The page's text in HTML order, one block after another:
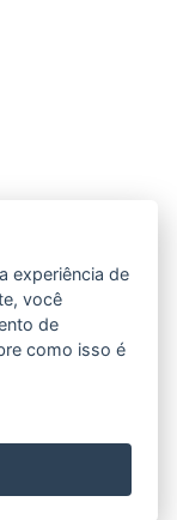
experiência de
você
de
como isso é